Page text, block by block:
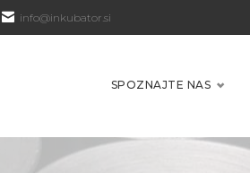
info@inkubator.si
SPOZNAJTE NAS